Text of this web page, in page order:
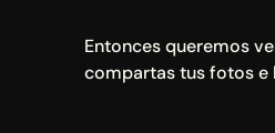
Entonces queremos
compartas tus fotos e